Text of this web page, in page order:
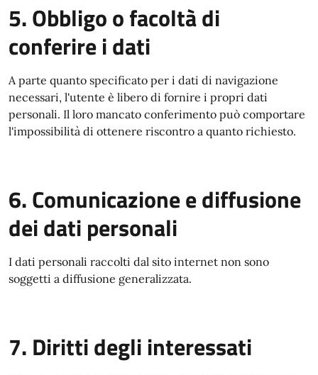
5. Obbligo o facoltà di
conferire i dati
A parte quanto specificato per i dati di navigazione
necessari, l'utente è libero di fornire i propri dati
personali. Il loro mancato conferimento può comportare
l'impossibilità di ottenere riscontro a quanto richiesto.
6. Comunicazione e diffusione
dei dati personali
I dati personali raccolti dal sito internet non sono
soggetti a diffusione generalizzata.
7. Diritti degli interessati